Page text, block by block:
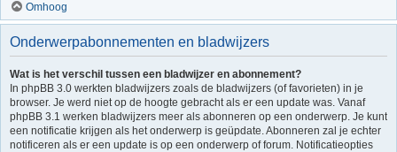
Omhoog
Onderwerpabonnementen en bladwijzers
Wat is het verschil tussen een bladwijzer en abonnement?
In phpBB 3.0 werkten bladwijzers zoals de bladwijzers (of favorieten) in je
browser. Je werd niet op de hoogte gebracht als er een update was. Vanaf
phpBB 3.1 werken bladwijzers meer als abonneren op een onderwerp. Je kunt
een notificatie krijgen als het onderwerp is geüpdate. Abonneren zal je echter
notificeren als er een update is op een onderwerp of forum. Notificatieopties